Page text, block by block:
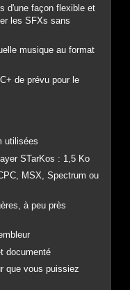
d'une façon flexible et
les SFXs sans
musique au format
de prévu pour le
utilisées
STarKos : 1,5 Ko
MSX, Spectrum ou
à peu près
documenté
que vous puissiez